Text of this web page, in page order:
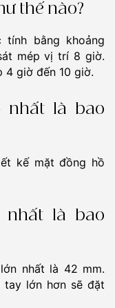
thế nào?
bằng khoảng
mép vị trí 8 giờ.
4 giờ đến 10 giờ.
nhất là bao
kế mặt đồng hồ
nhất là bao
nhất là 42 mm.
tay lớn hơn sẽ đặt